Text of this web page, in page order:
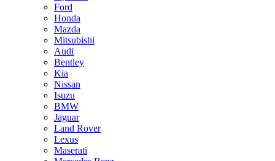
Ford
Honda
Mazda
Mitsubishi
Audi
Bentley
Kia
Nissan
Isuzu
BMW
Jaguar
Land Rover
Lexus
Maserati